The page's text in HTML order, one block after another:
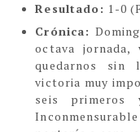
Resultado: 1-0
Crónica:
octava
quedarnos sin
victoria muy
seis primeros